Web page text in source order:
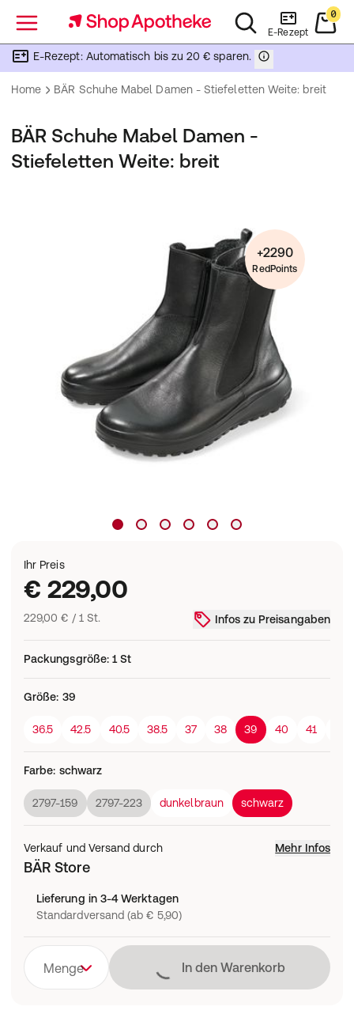
Menü E-Rezept
0
E-Rezept: Automatisch bis zu 20 € sparen.
Home BÄR Schuhe Mabel Damen - Stiefeletten Weite: breit
BÄR Schuhe Mabel Damen -
Stiefeletten Weite: breit
+2290
RedPoints
Ihr Preis
€ 229,00
229,00 € / 1 St. Infos zu Preisangaben
Packungsgröße:1 St
Größe: 39
36.5 42.5 40.5 38.5 37 38 39 40 41
Farbe: schwarz
2797-159 2797-223 dunkelbraun schwarz
Verkauf und Versand durch Mehr Infos
BÄR Store
Lieferung in 3-4 Werktagen
Standardversand (ab € 5,90)
Menge LädtIn den Warenkorb